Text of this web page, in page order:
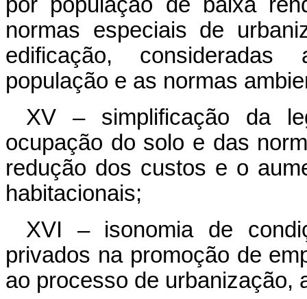
normas especiais de
edificação,
população e as normas
XV – simplificação da
ocupação do solo e das
redução dos custos e o
habitacionais;
XVI – isonomia de
privados na promoção de
ao processo de urbanização,